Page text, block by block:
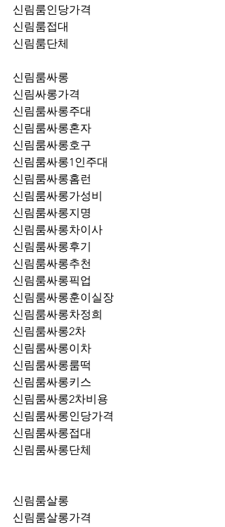
신림룸인당가격
신림룸접대
신림룸단체
신림룸싸롱
신림싸롱가격
신림룸싸롱주대
신림룸싸롱혼자
신림룸싸롱호구
신림룸싸롱1인주대
신림룸싸롱홈런
신림룸싸롱가성비
신림룸싸롱지명
신림룸싸롱차이사
신림룸싸롱후기
신림룸싸롱추천
신림룸싸롱훈이실장
신림룸싸롱차정희
신림룸싸롱2차
신림룸싸롱이차
신림룸싸롱룸떡
신림룸싸롱키스
신림룸싸롱2차비용
신림룸싸롱인당가격
신림룸싸롱접대
신림룸싸롱단체
신림룸살롱
신림룸살롱가격